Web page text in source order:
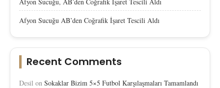
Afyon Sucuğu AB’den Coğrafik İşaret Tescili Aldı
Recent Comments
Desil on Sokaklar Bizim 5×5 Futbol Karşılaşmaları Tamamlandı